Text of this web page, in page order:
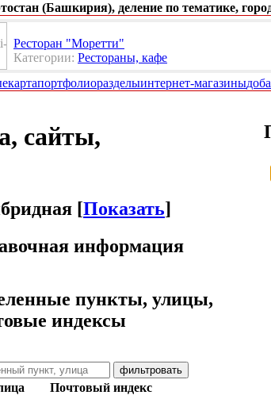
(Башкирия), деление по тематике,
Ресторан "Моретти"
Категории: Рестораны, кафе
картапортфолиоразделыинтернет-магазины
сайты,
[Показать]
информация
пункты, улицы,
индексы
Почтовый индекс